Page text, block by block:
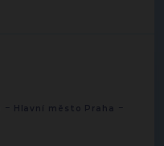
- Hlavní město Praha -